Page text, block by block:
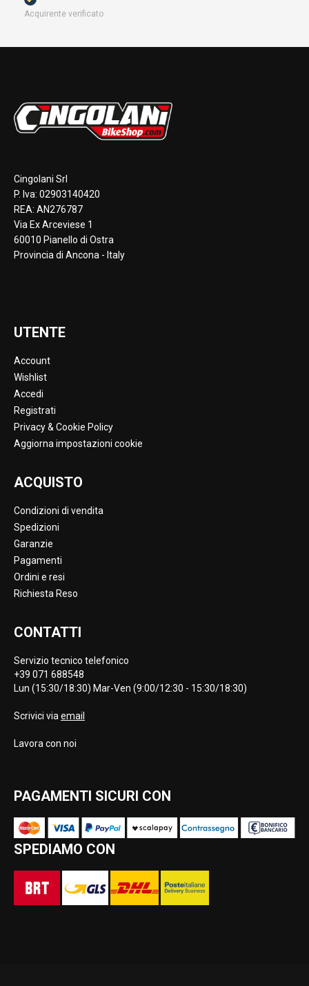
Acquirente verificato
Cingolani Srl
P. Iva: 02903140420
REA: AN276787
Via Ex Arceviese 1
60010 Pianello di Ostra
Provincia di Ancona - Italy
UTENTE
Account
Wishlist
Accedi
Registrati
Privacy & Cookie Policy
Aggiorna impostazioni cookie
ACQUISTO
Condizioni di vendita
Spedizioni
Garanzie
Pagamenti
Ordini e resi
Richiesta Reso
CONTATTI
Servizio tecnico telefonico
+39 071 688548
Lun (15:30/18:30) Mar-Ven (9:00/12:30 - 15:30/18:30)
Scrivici via email
Lavora con noi
PAGAMENTI SICURI CON
SPEDIAMO CON